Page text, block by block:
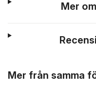
Mer
Mer från samma